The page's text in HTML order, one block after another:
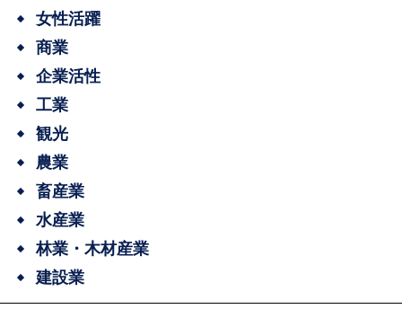
女性活躍
商業
企業活性
工業
観光
農業
畜産業
水産業
林業・木材産業
建設業